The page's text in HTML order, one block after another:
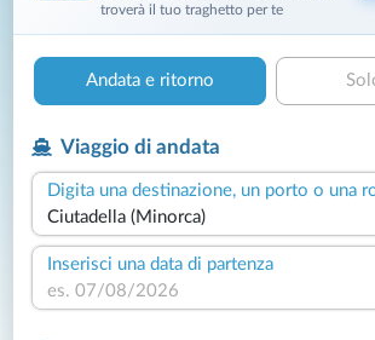
troverà il tuo traghetto per te
Andata e ritorno
Viaggio di andata
Digita una destinazione, un porto o una
Inserisci una data di partenza